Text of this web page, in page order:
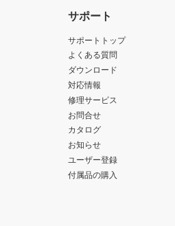
サポート
サポートトップ
よくある質問
ダウンロード
対応情報
修理サービス
お問合せ
カタログ
お知らせ
ユーザー登録
付属品の購入